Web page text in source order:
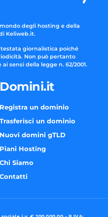
degli hosting e della
Keliweb.it.
giornalistica poiché
Non può pertanto
sensi della legge n. 62/2001.
Domini.it
Registra un dominio
Trasferisci un dominio
Nuovi domini gTLD
Piani Hosting
Chi Siamo
Contatti